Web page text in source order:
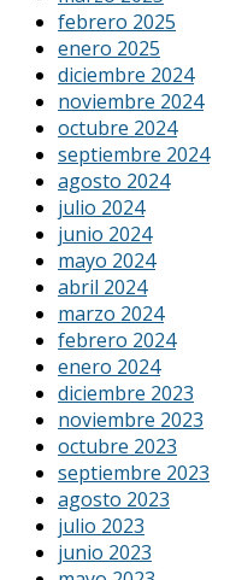
febrero 2025
enero 2025
diciembre 2024
noviembre 2024
octubre 2024
septiembre 2024
agosto 2024
julio 2024
junio 2024
mayo 2024
abril 2024
marzo 2024
febrero 2024
enero 2024
diciembre 2023
noviembre 2023
octubre 2023
septiembre 2023
agosto 2023
julio 2023
junio 2023